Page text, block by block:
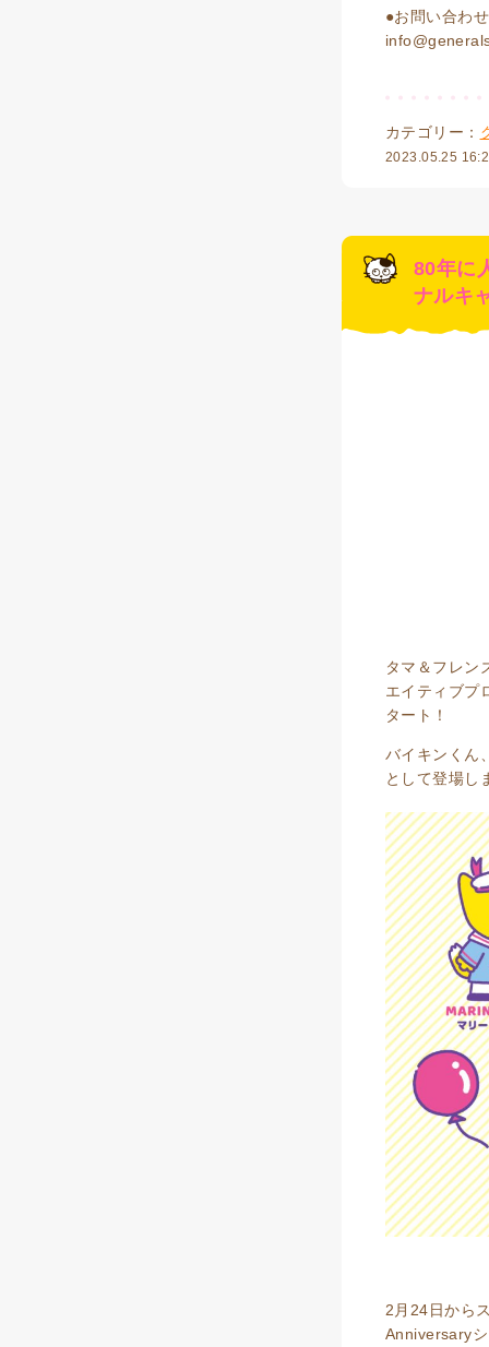
●お問い合わ
カテゴリー：
2023.05.25
80年に
ナルキ
タマ＆フレン
エイティブプ
タート！
バイキンくん
として登場し
2月24日から
Anniversary